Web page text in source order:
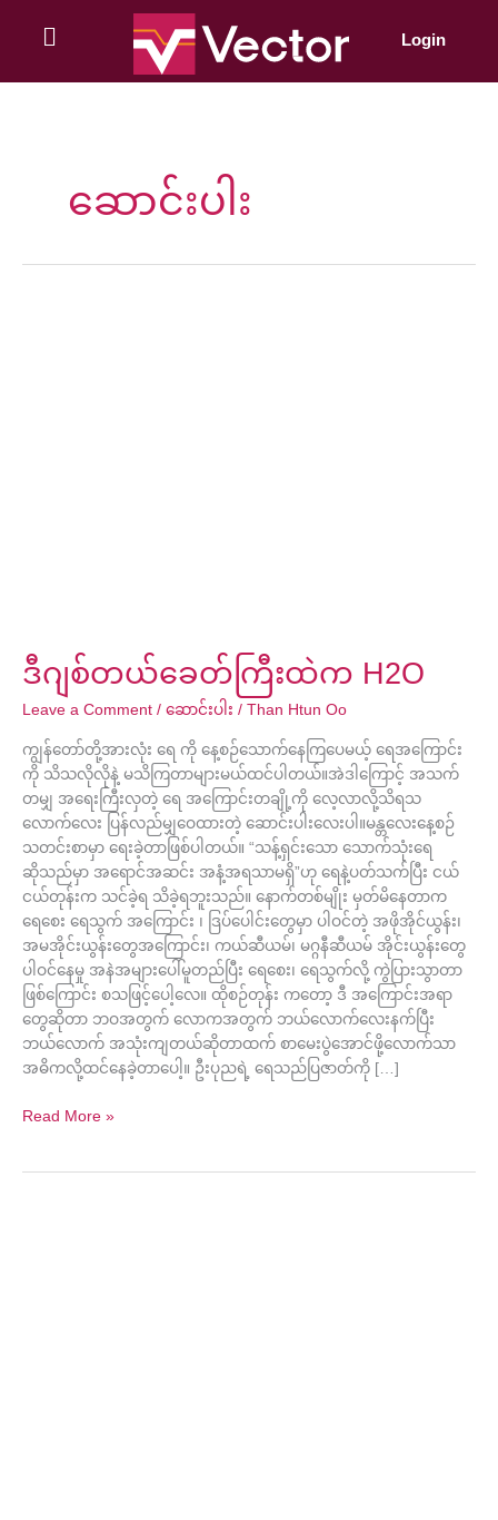
Login
ဆောင်းပါး
ဒီဂျစ်တယ်ခေတ်ကြီးထဲက H2O
Leave a Comment / ဆောင်းပါး / Than Htun Oo
ကျွန်တော်တို့အားလုံး ရေ ကို နေ့စဉ်သောက်နေကြပေမယ့် ရေအကြောင်း
ကို သိသလိုလိုနဲ့ မသိကြတာများမယ်ထင်ပါတယ်။အဲဒါကြောင့် အသက်
တမျှ အရေးကြီးလှတဲ့ ရေ အကြောင်းတချို့ကို လေ့လာလို့သိရသ
လောက်လေး ပြန်လည်မျှဝေထားတဲ့ ဆောင်းပါးလေးပါ။မန္တလေးနေ့စဉ်
သတင်းစာမှာ ရေးခဲ့တာဖြစ်ပါတယ်။ “သန့်ရှင်းသော သောက်သုံးရေ
ဆိုသည်မှာ အရောင်အဆင်း အနံ့အရသာမရှိ”ဟု ရေနဲ့ပတ်သက်ပြီး ငယ်
ငယ်တုန်းက သင်ခဲ့ရ သိခဲ့ရဘူးသည်။ နောက်တစ်မျိုး မှတ်မိနေတာက
ရေစေး ရေသွက် အကြောင်း ၊ ဒြပ်ပေါင်းတွေမှာ ပါဝင်တဲ့ အဖိုအိုင်ယွန်း၊
အမအိုင်းယွန်းတွေအကြောင်း၊ ကယ်ဆီယမ်၊ မဂ္ဂနီဆီယမ် အိုင်းယွန်းတွေ
ပါဝင်နေမှု အနဲအများပေါ်မူတည်ပြီး ရေစေး၊ ရေသွက်လို့ ကွဲပြားသွာတာ
ဖြစ်ကြောင်း စသဖြင့်ပေါ့လေ။ ထိုစဉ်တုန်း ကတော့ ဒီ အကြောင်းအရာ
တွေဆိုတာ ဘဝအတွက် လောကအတွက် ဘယ်လောက်လေးနက်ပြီး
ဘယ်လောက် အသုံးကျတယ်ဆိုတာထက် စာမေးပွဲအောင်ဖို့လောက်သာ
အဓိကလို့ထင်နေခဲ့တာပေါ့။ ဦးပုညရဲ့ ရေသည်ပြဇာတ်ကို […]
Read More »